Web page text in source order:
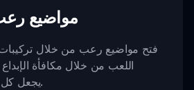
مواضيع
فتح مواضيع رعب من خلال تركيبات
اللعب من خلال مكافأة
يجعل كل جلسة لعب جديدة.